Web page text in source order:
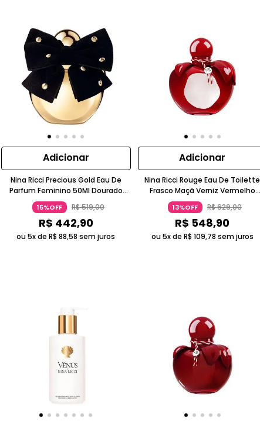
Adicionar
Nina Ricci Precious Gold Eau De
Parfum Feminino 50Ml Dourado
Espelhado Vegano
15%OFF R$519,00
R$ 442,90
ou 5x deR$ 88,58 sem juros
Adicionar
Nina Ricci Rouge Eau De Toilette
Frasco Maçã Verniz Vermelho
Intenso
13%OFF R$629,00
R$ 548,90
ou 5x de R$ 109,78 sem juros